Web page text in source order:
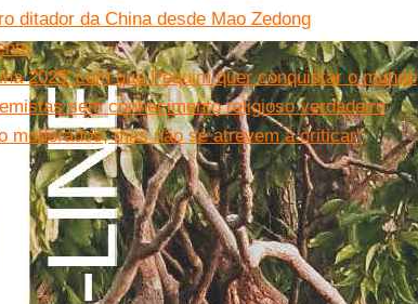
ditador da China desde Mao Zedong
2025' com que Pequim quer conquistar o mundo
sem conhecimento religioso verdadeiro
moderados, mas não se atrevem a criticar''